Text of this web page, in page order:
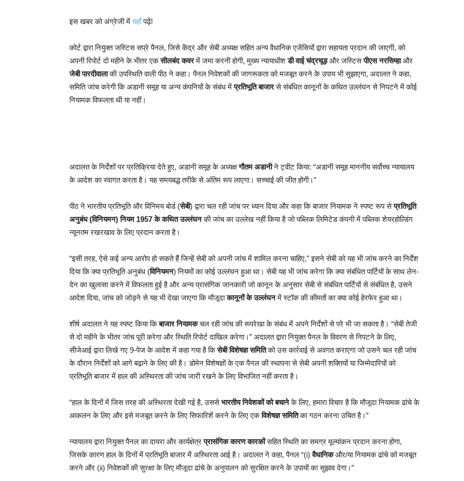
इस खबर को अंग्रेजी मेंयहाँपढ़ें!
कोर्ट द्वारा नियुक्त जस्टिस सप्रे पैनल, जिसे केंद्र और सेबी अध्यक्ष सहित अन्य वैधानिक एजेंसियों द्वारा सहायता प्रदान की जाएगी, को
अपनी रिपोर्ट दो महीने के भीतर एकसीलबंद कवरमें जमा करनी होगी, मुख्य न्यायाधीशडी वाई चंद्रचूड़और जस्टिसपीएस नरसिम्हाऔर
जेबी पारदीवालाकी उपस्थिति वाली पीठ ने कहा। पैनल निवेशकों की जागरूकता को मजबूत करने के उपाय भी सुझाएगा, अदालत ने कहा,
समिति जांच करेगी कि अडानी समूह या अन्य कंपनियों के संबंध मेंप्रतिभूति बाजारसे संबंधित कानूनों के कथित उल्लंघन से निपटने में कोई
नियामक विफलता थी या नहीं।
अदालत के निर्देशों पर प्रतिक्रिया देते हुए, अडानी समूह के अध्यक्षगौतम अडानीने ट्वीट किया: “अडानी समूह माननीय सर्वोच्च न्यायालय
के आदेश का स्वागत करता है। यह समयबद्ध तरीके से अंतिम रूप लाएगा। सच्चाई की जीत होगी।”
पीठ ने भारतीय प्रतिभूति और विनिमय बोर्ड (सेबी) द्वारा चल रही जांच पर ध्यान दिया और कहा कि बाजार नियामक ने स्पष्ट रूप सेप्रतिभूति
अनुबंध (विनियमन) नियम 1957 के कथित उल्लंघनकी जांच का उल्लेख नहीं किया है जो पब्लिक लिमिटेड कंपनी में पब्लिक शेयरहोल्डिंग
न्यूनतम रखरखाव के लिए प्रदान करता है।
“इसी तरह, ऐसे कई अन्य आरोप हो सकते हैं जिन्हें सेबी को अपनी जांच में शामिल करना चाहिए,” इसने सेबी को यह भी जांच करने का निर्देश
दिया कि क्या प्रतिभूति अनुबंध (विनियमन) नियमों का कोई उल्लंघन हुआ था। सेबी यह भी जांच करेगा कि क्या संबंधित पार्टियों के साथ लेन-
देन का खुलासा करने में विफलता हुई है और अन्य प्रासंगिक जानकारी जो कानून के अनुसार सेबी से संबंधित पार्टियों से संबंधित है, उसने
आदेश दिया, जांच को जोड़ने से यह भी देखा जाएगा कि मौजूदाकानूनों के उल्लंघनमें स्टॉक की कीमतों का क्या कोई हेरफेर हुआ था।
शीर्ष अदालत ने यह स्पष्ट किया किबाजार नियामकचल रही जांच की रूपरेखा के संबंध में अपने निर्देशों से परे भी जा सकता है। “सेबी तेजी
से दो महीने के भीतर जांच पूरी करेगा और स्थिति रिपोर्ट दाखिल करेगा।” अदालत द्वारा नियुक्त पैनल के विवरण से निपटने के लिए,
सीजेआई द्वारा लिखे गए 9-पेज के आदेश में कहा गया है किसेबी विशेषज्ञ समितिको उस कार्रवाई से अवगत कराएगा जो उसने चल रही जांच
के दौरान निर्देशों को आगे बढ़ाने के लिए की है। डोमेन विशेषज्ञों के एक पैनल की स्थापना से सेबी अपनी शक्तियों या जिम्मेदारियों को
प्रतिभूति बाजार में हाल की अस्थिरता की जांच जारी रखने के लिए विभाजित नहीं करता है।
“हाल के दिनों में जिस तरह की अस्थिरता देखी गई है, उससेभारतीय निवेशकों को बचानेके लिए, हमारा विचार है कि मौजूदा नियामक ढांचे के
आकलन के लिए और इसे मजबूत करने के लिए सिफारिशें करने के लिए एकविशेषज्ञ समितिका गठन करना उचित है।”
न्यायालय द्वारा नियुक्त पैनल का दायरा और कार्यक्षेत्रप्रासंगिक कारण कारकोंसहित स्थिति का समग्र मूल्यांकन प्रदान करना होगा,
जिसके कारण हाल के दिनों में प्रतिभूति बाजार में अस्थिरता आई है। अदालत ने कहा, पैनल “(i)वैधानिकऔर/या नियामक ढांचे को मजबूत
करने और (ii) निवेशकों की सुरक्षा के लिए मौजूदा ढांचे के अनुपालन को सुरक्षित करने के उपायों का सुझाव देगा।”